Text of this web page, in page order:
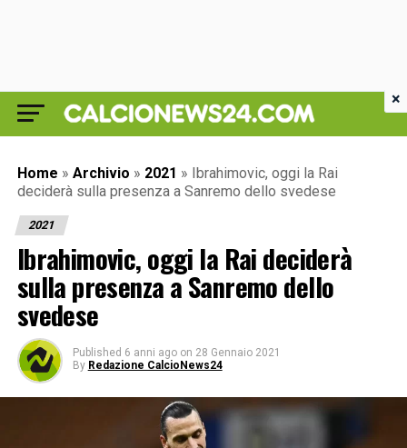
Home » Archivio » 2021 » Ibrahimovic, oggi la Rai
deciderà sulla presenza a Sanremo dello svedese
2021
Ibrahimovic, oggi la Rai deciderà
sulla presenza a Sanremo dello
svedese
Published 6 anni ago on 28 Gennaio 2021
By Redazione CalcioNews24
×